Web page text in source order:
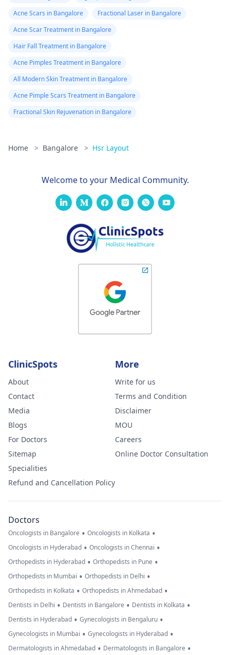
Acne Scars in Bangalore
Fractional Laser in Bangalore
Acne Scar Treatment in Bangalore
Hair Fall Treatment in Bangalore
Acne Pimples Treatment in Bangalore
All Modern Skin Treatment in Bangalore
Acne Pimple Scars Treatment in Bangalore
Fractional Skin Rejuvenation in Bangalore
Home > Bangalore > Hsr Layout
Welcome to your Medical Community.
ClinicSpots
About
Contact
Media
Blogs
For Doctors
Sitemap
Specialities
Refund and Cancellation Policy
More
Write for us
Terms and Condition
Disclaimer
MOU
Careers
Online Doctor Consultation
Doctors
Oncologists in Bangalore • Oncologists in Kolkata •
Oncologists in Hyderabad • Oncologists in Chennai •
Orthopedists in Hyderabad • Orthopedists in Pune •
Orthopedists in Mumbai • Orthopedists in Delhi •
Orthopedists in Kolkata • Orthopedists in Ahmedabad •
Dentists in Delhi • Dentists in Bangalore • Dentists in Kolkata •
Dentists in Hyderabad • Gynecologists in Bengaluru •
Gynecologists in Mumbai • Gynecologists in Hyderabad •
Dermatologists in Ahmedabad • Dermatologists in Bangalore •